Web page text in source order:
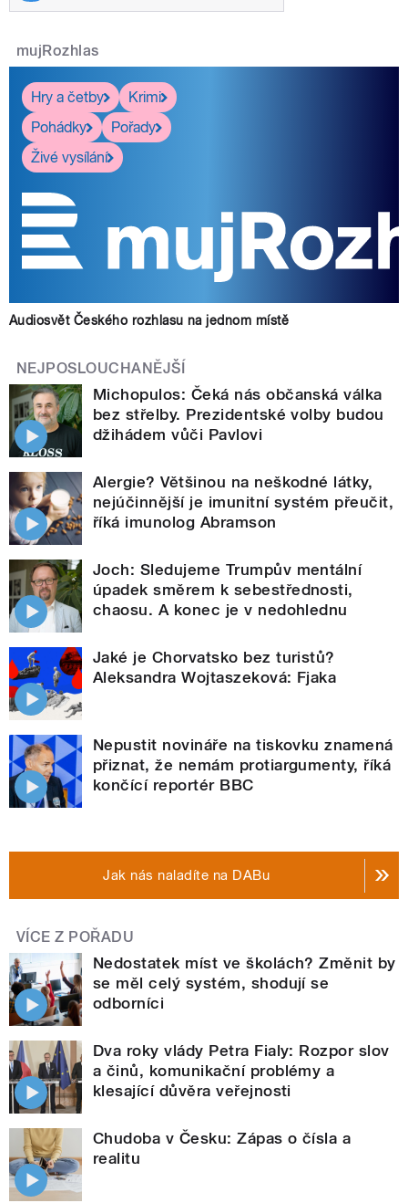
mujRozhlas
Hry a četby
Krimi
Pohádky
Pořady
Živé vysílání
Audiosvět Českého rozhlasu na jednom místě
NEJPOSLOUCHANĚJŠÍ
Michopulos: Čeká nás občanská válka
bez střelby. Prezidentské volby budou
džihádem vůči Pavlovi
Alergie? Většinou na neškodné látky,
nejúčinnější je imunitní systém přeučit,
říká imunolog Abramson
Joch: Sledujeme Trumpův mentální
úpadek směrem k sebestřednosti,
chaosu. A konec je v nedohlednu
Jaké je Chorvatsko bez turistů?
Aleksandra Wojtaszeková: Fjaka
Nepustit novináře na tiskovku znamená
přiznat, že nemám protiargumenty, říká
končící reportér BBC
Jak nás naladíte na DABu
VÍCE Z POŘADU
Nedostatek míst ve školách? Změnit by
se měl celý systém, shodují se
odborníci
Dva roky vlády Petra Fialy: Rozpor slov
a činů, komunikační problémy a
klesající důvěra veřejnosti
Chudoba v Česku: Zápas o čísla a
realitu